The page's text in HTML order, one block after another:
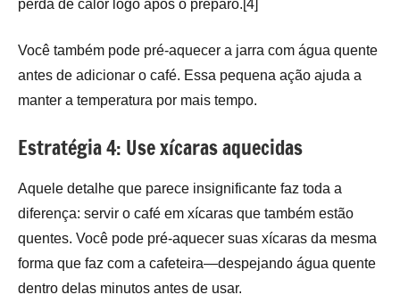
perda de calor logo após o preparo.[4]
Você também pode pré-aquecer a jarra com água quente
antes de adicionar o café. Essa pequena ação ajuda a
manter a temperatura por mais tempo.
Estratégia 4: Use xícaras aquecidas
Aquele detalhe que parece insignificante faz toda a
diferença: servir o café em xícaras que também estão
quentes. Você pode pré-aquecer suas xícaras da mesma
forma que faz com a cafeteira—despejando água quente
dentro delas minutos antes de usar.